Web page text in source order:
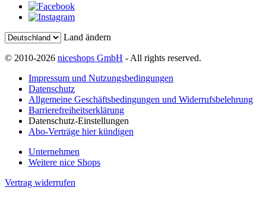
Land ändern
© 2010-2026 niceshops GmbH - All rights reserved.
Impressum und Nutzungsbedingungen
Datenschutz
Allgemeine Geschäftsbedingungen und Widerrufsbelehrung
Barrierefreiheitserklärung
Datenschutz-Einstellungen
Abo-Verträge hier kündigen
Unternehmen
Weitere nice Shops
Vertrag widerrufen